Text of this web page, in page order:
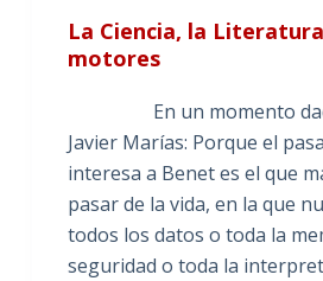
La Ciencia, la
motores
En un momento
Javier Marías: Porque el
interesa a Benet es el que
pasar de la vida, en la que
todos los datos o toda la
seguridad o toda la